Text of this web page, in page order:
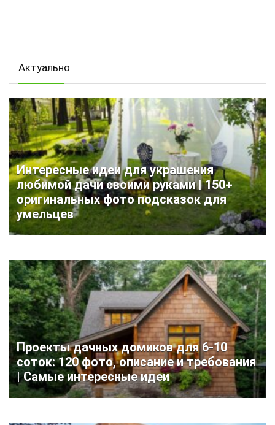
Актуально
Интересные идеи для украшения
любимой дачи своими руками | 150+
оригинальных фото подсказок для
умельцев
Проекты дачных домиков для 6-10
соток: 120 фото, описание и требования
| Самые интересные идеи